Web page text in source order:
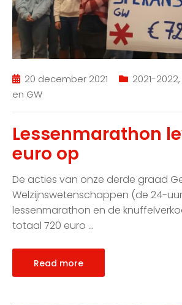
20 december 2021 2021-2022,
en GW
Lessenmarathon
euro op
De acties van onze derde graad
Welzijnswetenschappen (de 24-
lessenmarathon en de
totaal 720 euro …
Read more